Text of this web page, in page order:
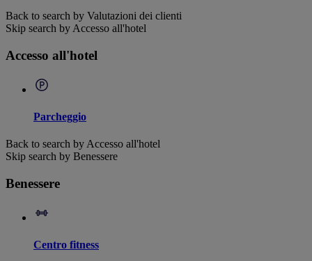
Back to search by Valutazioni dei clienti
Skip search by Accesso all'hotel
Accesso all'hotel
Parcheggio
Back to search by Accesso all'hotel
Skip search by Benessere
Benessere
Centro fitness